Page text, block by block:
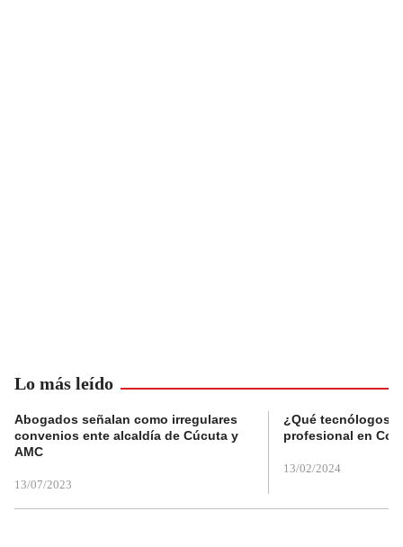
Lo más leído
Abogados señalan como irregulares
convenios ente alcaldía de Cúcuta y
AMC
13/07/2023
¿Qué tecnólogos
profesional en
13/02/2024